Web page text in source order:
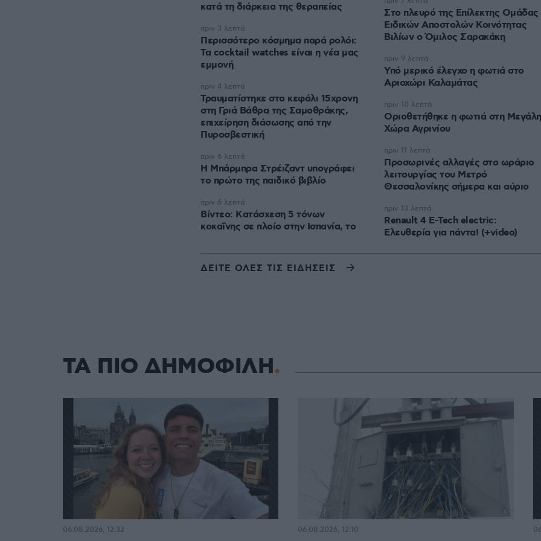
κατά τη διάρκεια της θεραπείας
Περισσότερο κόσμημα παρά ρολόι:
Τα cocktail watches είναι η νέα μας
εμμονή
πριν 3 λεπτά
Τραυματίστηκε στο κεφάλι 15χρονη
στη Γριά Βάθρα της Σαμοθράκης,
επιχείρηση διάσωσης από την
Πυροσβεστική
πριν 4 λεπτά
Η Μπάρμπρα Στρέιζαντ υπογράφει
το πρώτο της παιδικό βιβλίο
πριν 6 λεπτά
Βίντεο: Kατάσχεση 5 τόνων
κοκαΐνης σε πλοίο στην Ισπανία, το
πριν 6 λεπτά
Στο πλευρό της Επίλεκτης Ομάδας
Ειδικών Αποστολών Κοινότητας
Βιλίων ο Όμιλος Σαρακάκη
Υπό μερικό έλεγχο η φωτιά στο
Αριοχώρι Καλαμάτας
πριν 9 λεπτά
Οριοθετήθηκε η φωτιά στη Μεγάλη
Χώρα Αγρινίου
πριν 10 λεπτά
Προσωρινές αλλαγές στο ωράριο
λειτουργίας του Μετρό
Θεσσαλονίκης σήμερα και αύριο
πριν 11 λεπτά
Renault 4 E-Tech electric:
Ελευθερία για πάντα! (+video)
πριν 13 λεπτά
ΔΕΙΤΕ ΟΛΕΣ ΤΙΣ ΕΙΔΗΣΕΙΣ
ΤΑ ΠΙΟ ΔΗΜΟΦΙΛΗ
06.08.2026, 12:32 06.08.2026, 12:10